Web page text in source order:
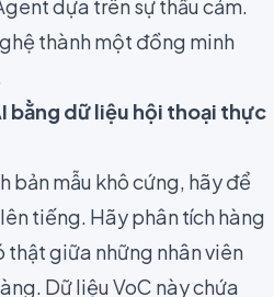
dựa trên sự thấu cảm.
thành một đồng minh
bằng dữ liệu hội thoại thực
bản mẫu khô cứng, hãy để
tiếng. Hãy phân tích hàng
thật giữa những nhân viên
Dữ liệu VoC này chứa